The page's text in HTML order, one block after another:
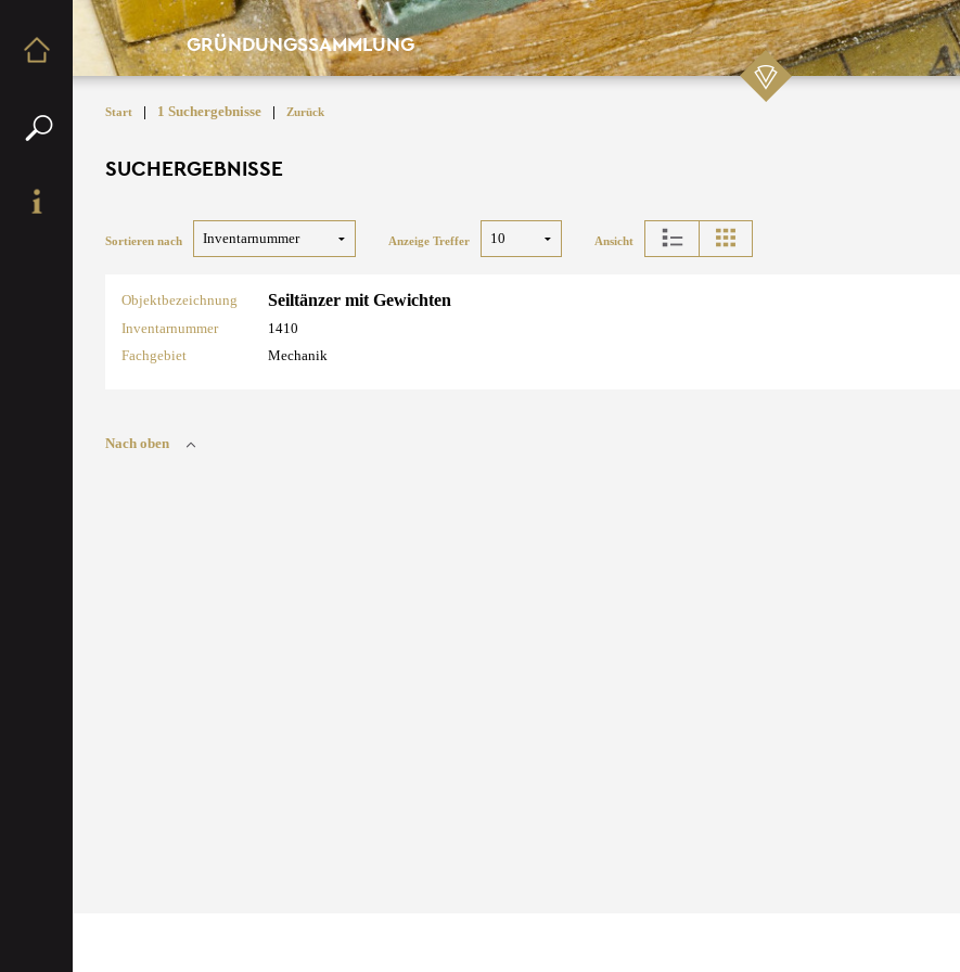
GRÜNDUNGSSAMMLUNG
Start | 1 Suchergebnisse | Zurück
SUCHERGEBNISSE
Sortieren nach Anzeige Treffer Ansicht
Objektbezeichnung Seiltänzer mit Gewichten
Inventarnummer
1410
Fachgebiet
Mechanik
Nach oben